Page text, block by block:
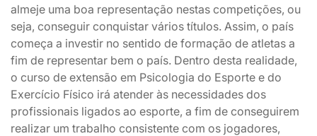
almeje uma boa representação nestas competições, ou
seja, conseguir conquistar vários títulos. Assim, o país
começa a investir no sentido de formação de atletas a
fim de representar bem o país. Dentro desta realidade,
o curso de extensão em Psicologia do Esporte e do
Exercício Físico irá atender às necessidades dos
profissionais ligados ao esporte, a fim de conseguirem
realizar um trabalho consistente com os jogadores,